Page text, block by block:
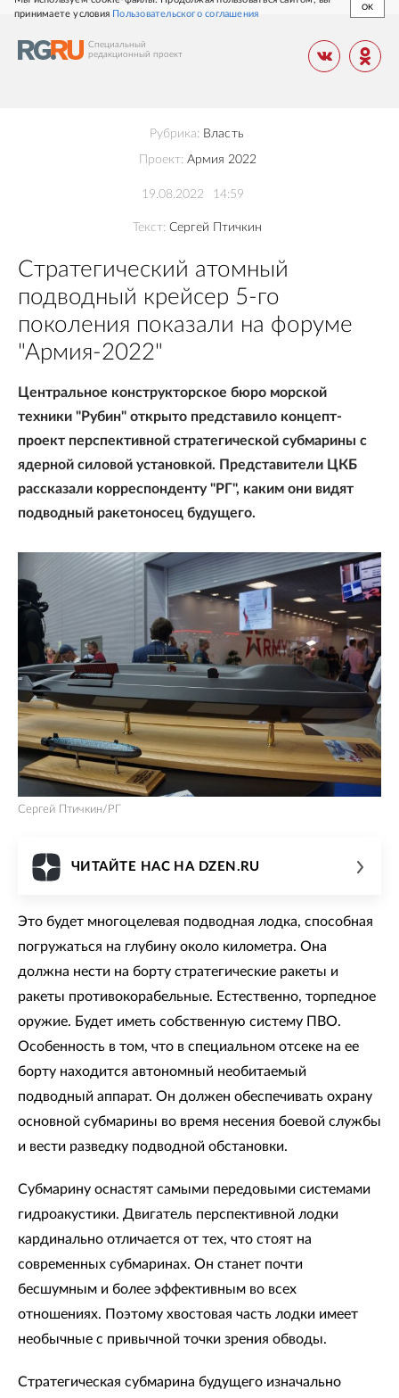
принимаете условия Пользовательского соглашения
OK
Специальный
редакционный проект
Рубрика: Власть
Проект: Армия 2022
19.08.2022 14:59
Текст: Сергей Птичкин
Стратегический атомный
подводный крейсер 5-го
поколения показали на форуме
"Армия-2022"
Центральное конструкторское бюро морской
техники "Рубин" открыто представило концепт-
проект перспективной стратегической субмарины с
ядерной силовой установкой. Представители ЦКБ
рассказали корреспонденту "РГ", каким они видят
подводный ракетоносец будущего.
Сергей Птичкин/РГ
ЧИТАЙТЕ НАС НА DZEN.RU
Это будет многоцелевая подводная лодка, способная
погружаться на глубину около километра. Она
должна нести на борту стратегические ракеты и
ракеты противокорабельные. Естественно, торпедное
оружие. Будет иметь собственную систему ПВО.
Особенность в том, что в специальном отсеке на ее
борту находится автономный необитаемый
подводный аппарат. Он должен обеспечивать охрану
основной субмарины во время несения боевой службы
и вести разведку подводной обстановки.
Субмарину оснастят самыми передовыми системами
гидроакустики. Двигатель перспективной лодки
кардинально отличается от тех, что стоят на
современных субмаринах. Он станет почти
бесшумным и более эффективным во всех
отношениях. Поэтому хвостовая часть лодки имеет
необычные с привычной точки зрения обводы.
Стратегическая субмарина будущего изначально